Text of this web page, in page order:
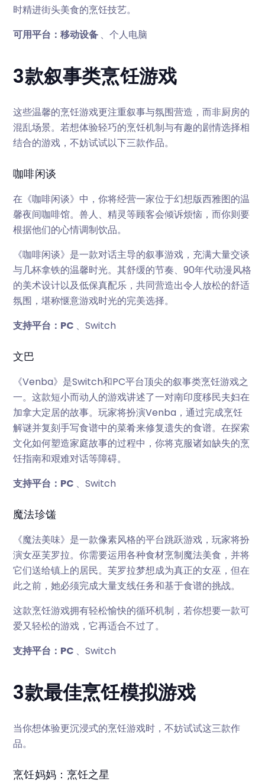
时精进街头美食的烹饪技艺。
可用平台：移动设备 、个人电脑
3款叙事类烹饪游戏
这些温馨的烹饪游戏更注重叙事与氛围营造，而非厨房的
混乱场景。若想体验轻巧的烹饪机制与有趣的剧情选择相
结合的游戏，不妨试试以下三款作品。
咖啡闲谈
在《咖啡闲谈》中，你将经营一家位于幻想版西雅图的温
馨夜间咖啡馆。兽人、精灵等顾客会倾诉烦恼，而你则要
根据他们的心情调制饮品。
《咖啡闲谈》是一款对话主导的叙事游戏，充满大量交谈
与几杯拿铁的温馨时光。其舒缓的节奏、90年代动漫风格
的美术设计以及低保真配乐，共同营造出令人放松的舒适
氛围，堪称惬意游戏时光的完美选择。
支持平台：PC 、Switch
文巴
《Venba》是Switch和PC平台顶尖的叙事类烹饪游戏之
一。这款短小而动人的游戏讲述了一对南印度移民夫妇在
加拿大定居的故事。玩家将扮演Venba，通过完成烹饪
解谜并复刻手写食谱中的菜肴来修复遗失的食谱。在探索
文化如何塑造家庭故事的过程中，你将克服诸如缺失的烹
饪指南和艰难对话等障碍。
支持平台：PC 、Switch
魔法珍馐
《魔法美味》是一款像素风格的平台跳跃游戏，玩家将扮
演女巫芙罗拉。你需要运用各种食材烹制魔法美食，并将
它们送给镇上的居民。芙罗拉梦想成为真正的女巫，但在
此之前，她必须完成大量支线任务和基于食谱的挑战。
这款烹饪游戏拥有轻松愉快的循环机制，若你想要一款可
爱又轻松的游戏，它再适合不过了。
支持平台：PC 、Switch
3款最佳烹饪模拟游戏
当你想体验更沉浸式的烹饪游戏时，不妨试试这三款作
品。
烹饪妈妈：烹饪之星